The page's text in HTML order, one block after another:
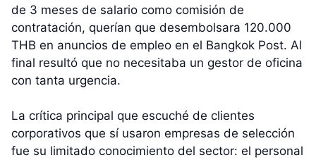
de 3 meses de salario como comisión de
contratación, querían que desembolsara 120.000
THB en anuncios de empleo en el Bangkok Post. Al
final resultó que no necesitaba un gestor de oficina
con tanta urgencia.
La crítica principal que escuché de clientes
corporativos que sí usaron empresas de selección
fue su limitado conocimiento del sector: el personal